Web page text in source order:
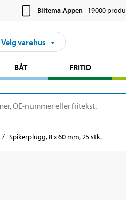
Biltema Appen- 19000
Velg varehus
BÅT FRITID
Spikerplugg, 8 x 60 mm, 25 stk.